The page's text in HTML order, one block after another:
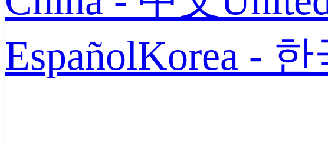
EspañolKorea - 한